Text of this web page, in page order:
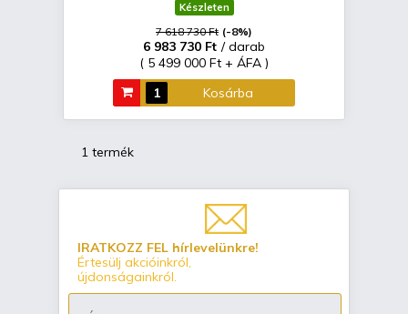
Készleten
7 618 730 Ft (-8%)
6 983 730 Ft / darab
( 5 499 000 Ft + ÁFA )
Kosárba
1 termék
IRATKOZZ FEL hírlevelünkre!
Értesülj akcióinkról,
újdonságainkról.